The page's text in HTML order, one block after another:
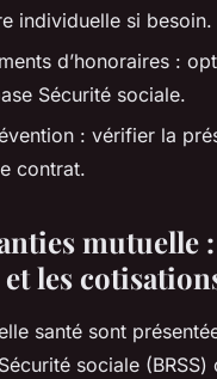
individuelle si besoin.
d’honoraires :
Sécurité sociale.
: vérifier la
contrat.
mutuelle
les
santé sont
sociale